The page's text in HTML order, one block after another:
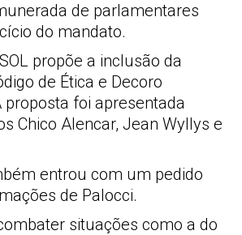
de parlamentares
do mandato.
propõe a inclusão da
de Ética e Decoro
proposta foi apresentada
Chico Alencar, Jean Wyllys e
entrou com um pedido
de Palocci.
situações como a do